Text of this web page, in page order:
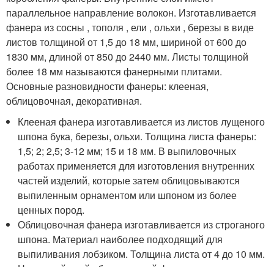
параллельное направление волокон. Изготавливается
фанера из сосны , тополя , ели , ольхи , березы в виде
листов толщиной от 1,5 до 18 мм, шириной от 600 до
1830 мм, длиной от 850 до 2440 мм. Листы толщиной
более 18 мм называются фанерными плитами.
Основные разновидности фанеры: клееная,
облицовочная, декоративная.
Клееная фанера изготавливается из листов лущеного
шпона бука, березы, ольхи. Толщина листа фанеры:
1,5; 2; 2,5; 3-12 мм; 15 и 18 мм. В выпиловочных
работах применяется для изготовления внутренних
частей изделий, которые затем облицовываются
выпиленным орнаментом или шпоном из более
ценных пород.
Облицовочная фанера изготавливается из строганого
шпона. Материал наиболее подходящий для
выпиливания лобзиком. Толщина листа от 4 до 10 мм.